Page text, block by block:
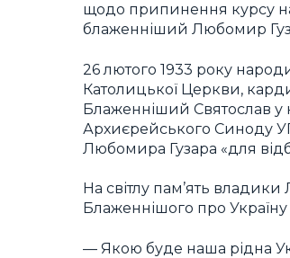
щодо припинення курсу на
блаженніший Любомир
26 лютого 1933 року
Католицької Церкви,
Блаженніший Святослав у
Архиєрейського Синоду
Любомира Гузара «для
На світлу пам’ять
Блаженнішого про Україну
— Якою буде наша рідна